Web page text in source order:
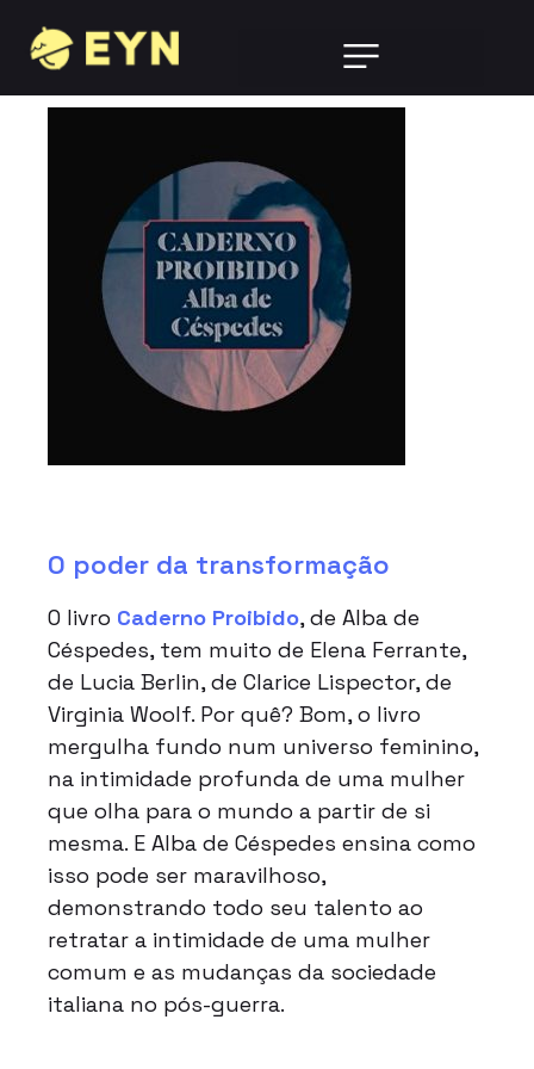
O poder da transformação
O livro Caderno Proibido, de Alba de
Céspedes, tem muito de Elena Ferrante,
de Lucia Berlin, de Clarice Lispector, de
Virginia Woolf. Por quê? Bom, o livro
mergulha fundo num universo feminino,
na intimidade profunda de uma mulher
que olha para o mundo a partir de si
mesma. E Alba de Céspedes ensina como
isso pode ser maravilhoso,
demonstrando todo seu talento ao
retratar a intimidade de uma mulher
comum e as mudanças da sociedade
italiana no pós-guerra.